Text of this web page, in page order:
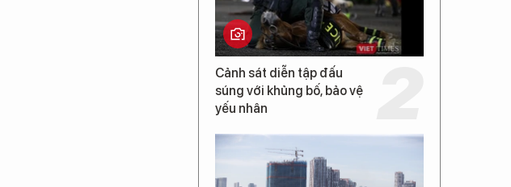
Cảnh sát diễn tập đấu
súng với khủng bố, bảo vệ
yếu nhân